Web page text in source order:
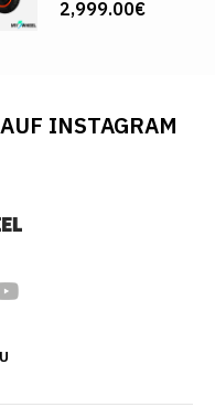
2,999.00€
AUF INSTAGRAM